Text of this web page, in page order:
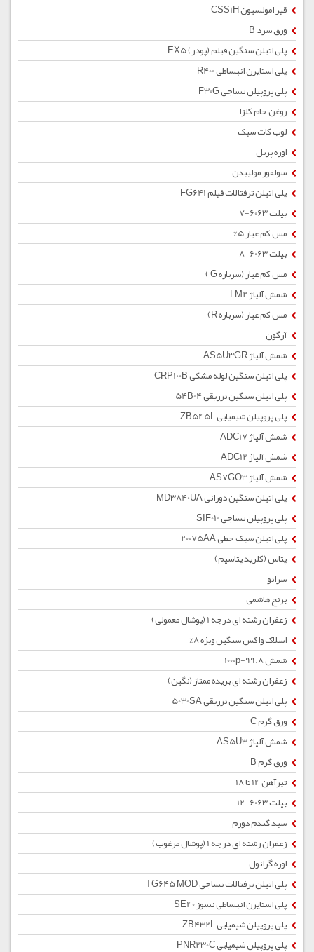
قیر امولسیون CSS1H
ورق سرد B
پلی اتیلن سنگین فیلم (پودر) EX5
پلی استایرن انبساطی R400
پلی پروپیلن نساجی F30G
روغن خام کلزا
لوب کات سبک
اوره پریل
سولفور مولیبدن
پلی اتیلن ترفتالات فیلم FG641
بیلت 6063-7
مس کم عیار 5%
بیلت 6063-8
مس کم عیار (سرباره G )
شمش آلیاژ LM2
مس کم عیار (سرباره R)
آرگون
شمش آلیاژ AS5U3GR
پلی اتیلن سنگین لوله مشکی CRP100B
پلی اتیلن سنگین تزریقی 54B04
پلی پروپیلن شیمیایی ZB545L
شمش آلیاژ ADC17
شمش آلیاژ ADC12
شمش آلیاژ AS7GO3
پلی اتیلن سنگین دورانی MD3840UA
پلی پروپیلن نساجی SIF010
پلی اتیلن سبک خطی 20075AA
پتاس (کلرید پتاسیم)
سراتو
برنج هاشمی
زعفران رشته ای درجه 1 (پوشال معمولی)
اسلاک واکس سنگین ویژه 8%
شمش 1000p-99.8
زعفران رشته ای بریده ممتاز (نگین)
پلی اتیلن سنگین تزریقی 5030SA
ورق گرم C
شمش آلیاژ AS5U3
ورق گرم B
تیرآهن 14 تا 18
بیلت 6063-12
سبد گندم دورم
زعفران رشته ای درجه 1 (پوشال مرغوب)
اوره گرانول
پلی اتیلن ترفتالات نساجی TG645 MOD
پلی استایرن انبساطی نسوز SE40
پلی پروپیلن شیمیایی ZB432L
پلی پروپیلن شیمیایی PNR230C